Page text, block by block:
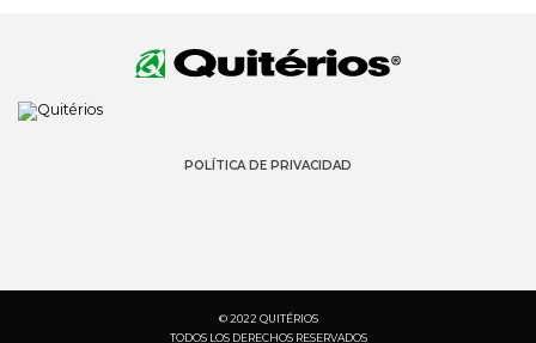
POLÍTICA DE PRIVACIDAD
© 2022 QUITÉRIOS
TODOS LOS DERECHOS RESERVADOS